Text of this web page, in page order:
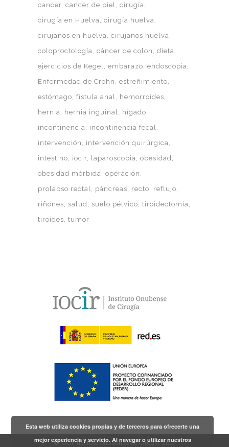
cancer cancer de piel
cirugía
cirugía en Huelva
cirugía huelva
cirujanos en huelva
cirujanos huelva
coloproctología
cáncer de colon
dieta
ejercicios de Kegel
embarazo endoscopia
Enfermedad de Crohn
estreñimiento
estómago fístula anal
hemorroides
hernia
hernia inguinal
hígado
incontinencia
incontinencia fecal
intervención
intervención quirúrgica
intestino
iocir laparoscopia
obesidad
obesidad mórbida
operación
prolapso rectal
páncreas recto
reflujo
riñones
salud suelo pélvico tiroidectomía
tiroides tumor
© IOCir Instituto Onubense de Cirugía, 2017
Esta web utiliza cookies propias y de terceros para ofrecerte una
mejor experiencia y servicio. Al navegar o utilizar nuestros